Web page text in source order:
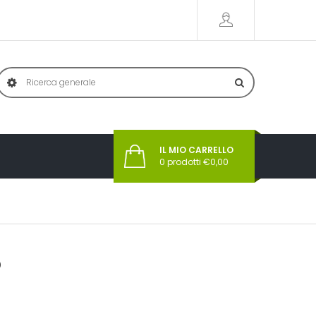
IL MIO CARRELLO
0 prodotti €0,00